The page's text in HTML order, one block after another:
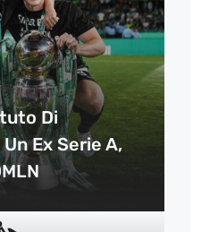
Di
Ex Serie A,